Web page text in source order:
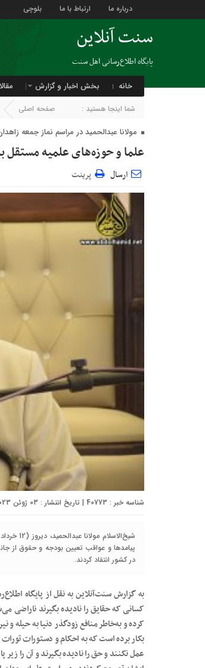
درباره ما ارتباط با ما بلوچی
سنت آنلاین
پایگاه اطلاع‌رسانی اهل سنت
خانه بخش اخبار و گزارش
شما اینجا هستید : صفحه اصلی
مولانا عبدالحمید در مراسم نماز جمعه
علما و حوزه‌های علمیه مستقل
ارسال پرینت
شناسه خبر : 40773 | تاریخ انتشار : 03 ژوئن 2023 - 7:40 | 734 بازدید | تعداد دیدگاه :
پیامدها و عواقب تعیین بودجه و حقوق از
در کشور انتقاد کردند.
به گزارش سنت‌آنلاین به نقل از پایگاه
کسانی که حقایق را نادیده بگیرند ناراضی
کرده و به‌خاطر منافع زودگذر دنیا به حیله و
بکار برده است که به احکام و دستورات
عمل نکنند و حق را نادیده بگیرند و آن را